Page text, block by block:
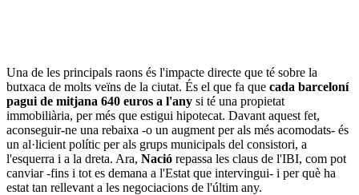
Una de les principals raons és l'impacte directe que té sobre la
butxaca de molts veïns de la ciutat. És el que fa que cada barceloní
pagui de mitjana 640 euros a l'any si té una propietat
immobiliària, per més que estigui hipotecat. Davant aquest fet,
aconseguir-ne una rebaixa -o un augment per als més acomodats- és
un al·licient polític per als grups municipals del consistori, a
l'esquerra i a la dreta. Ara, Nació repassa les claus de l'IBI, com pot
canviar -fins i tot es demana a l'Estat que intervingui- i per què ha
estat tan rellevant a les negociacions de l'últim any.